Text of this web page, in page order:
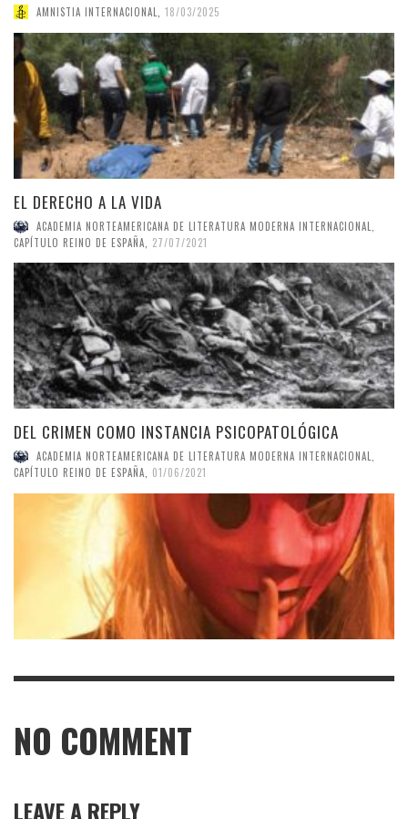
AMNISTIA INTERNACIONAL 18/03/2025
EL DERECHO A LA VIDA
ACADEMIA NORTEAMERICANA DE LITERATURA MODERNA INTERNACIONAL,
CAPÍTULO REINO DE ESPAÑA
27/07/2021
DEL CRIMEN COMO INSTANCIA PSICOPATOLÓGICA
ACADEMIA NORTEAMERICANA DE LITERATURA MODERNA INTERNACIONAL,
CAPÍTULO REINO DE ESPAÑA
01/06/2021
NO COMMENT
LEAVE A REPLY